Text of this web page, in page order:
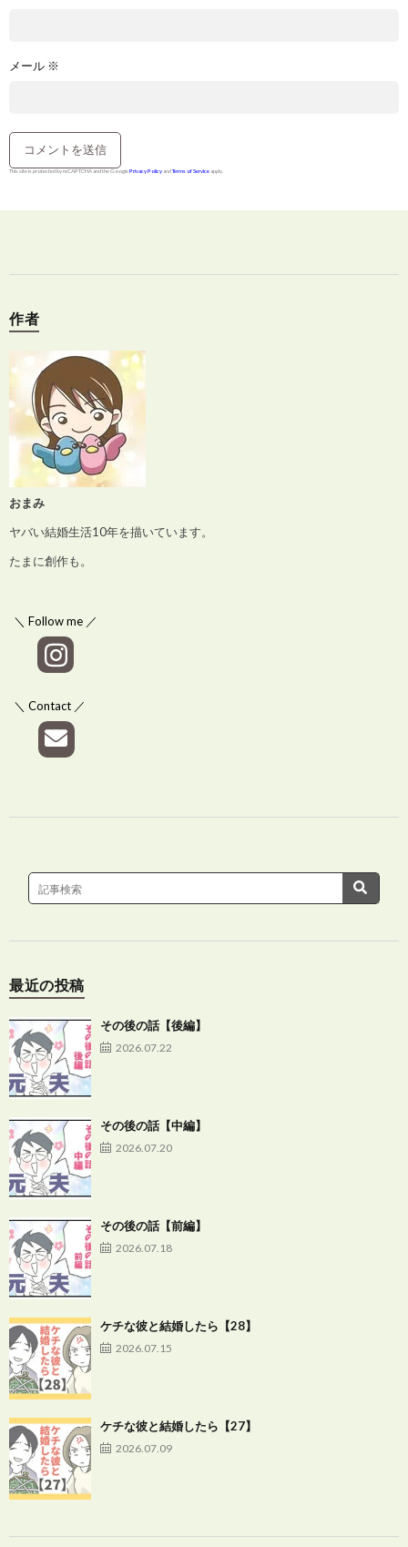
メール ※
This site is protected by reCAPTCHA and the GooglePrivacy Policy andTerms of Service apply.
作者
おまみ
ヤバい結婚生活10年を描いています。
たまに創作も。
＼ Follow me ／
＼ Contact ／
最近の投稿
その後の話【後編】
2026.07.22
その後の話【中編】
2026.07.20
その後の話【前編】
2026.07.18
ケチな彼と結婚したら【28】
2026.07.15
ケチな彼と結婚したら【27】
2026.07.09